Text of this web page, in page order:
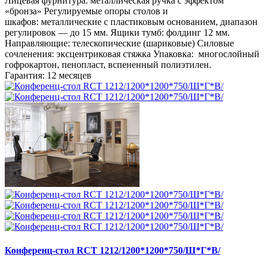
«бронза» Регулируемые опоры столов и
шкафов: металлические с пластиковым основанием, диапазон
регулировок — до 15 мм. Ящики тумб: фолдинг 12 мм.
Направляющие: телескопические (шариковые) Силовые
сочленения: эксцентриковая стяжка Упаковка: многослойный
гофрокартон, пенопласт, вспененный полиэтилен.
Гарантия: 12 месяцев
Конференц-стол RCT 1212/1200*1200*750/Ш*Г*В/